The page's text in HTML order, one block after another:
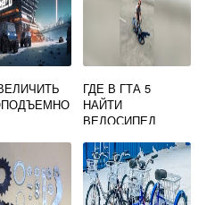
ГДЕ В ГТА 5
НАЙТИ
ВЕЛОСИПЕД